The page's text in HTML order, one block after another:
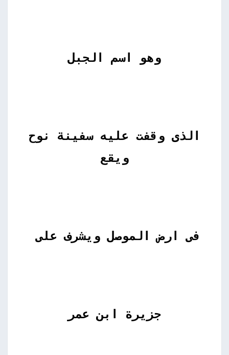
وهو اسم الجبل
الذى وقفت عليه سفينة نوح
ويقع
فى ارض الموصل ويشرف على
جزيرة ابن عمر